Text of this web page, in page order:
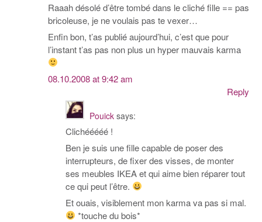
Raaah désolé d’être tombé dans le cliché fille == pas
bricoleuse, je ne voulais pas te vexer…
Enfin bon, t’as publié aujourd’hui, c’est que pour
l’instant t’as pas non plus un hyper mauvais karma
08.10.2008 at 9:42 am
Reply
Pouick says:
Clichééééé !
Ben je suis une fille capable de poser des
interrupteurs, de fixer des visses, de monter
ses meubles IKEA et qui aime bien réparer tout
ce qui peut l’être.
Et ouais, visiblement mon karma va pas si mal.
*touche du bois*